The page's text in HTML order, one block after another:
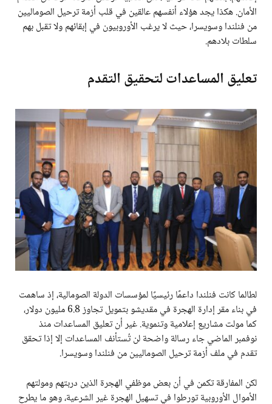
الأمان. هكذا يجد هؤلاء أنفسهم عالقين في قلب أزمة ترحيل الصوماليين
من فنلندا وسويسرا، حيث لا يرغب الأوروبيون في إبقائهم ولا تقبل بهم
سلطات بلادهم.
تعليق المساعدات لتحقيق التقدم
لطالما كانت فنلندا داعمًا رئيسيًا لمؤسسات الدولة الصومالية، إذ ساهمت
في بناء مقر إدارة الهجرة في مقديشو بتمويل تجاوز 6.8 مليون دولار،
كما مولت مشاريع إعلامية وتنموية. غير أن تعليق المساعدات منذ
نوفمبر الماضي جاء رسالة واضحة لن تُستأنف المساعدات إلا إذا تحقق
تقدم في ملف أزمة ترحيل الصوماليين من فنلندا وسويسرا.
لكن المفارقة تكمن في أن بعض موظفي الهجرة الذين دربتهم ومولتهم
الأموال الأوروبية تورطوا في تسهيل الهجرة غير الشرعية، وهو ما يطرح